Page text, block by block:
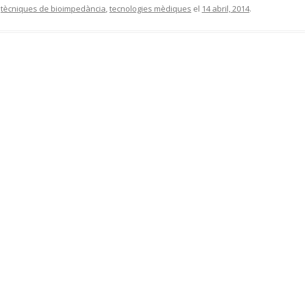
tècniques de bioimpedància,tecnologies mèdiques el 14 abril, 2014.